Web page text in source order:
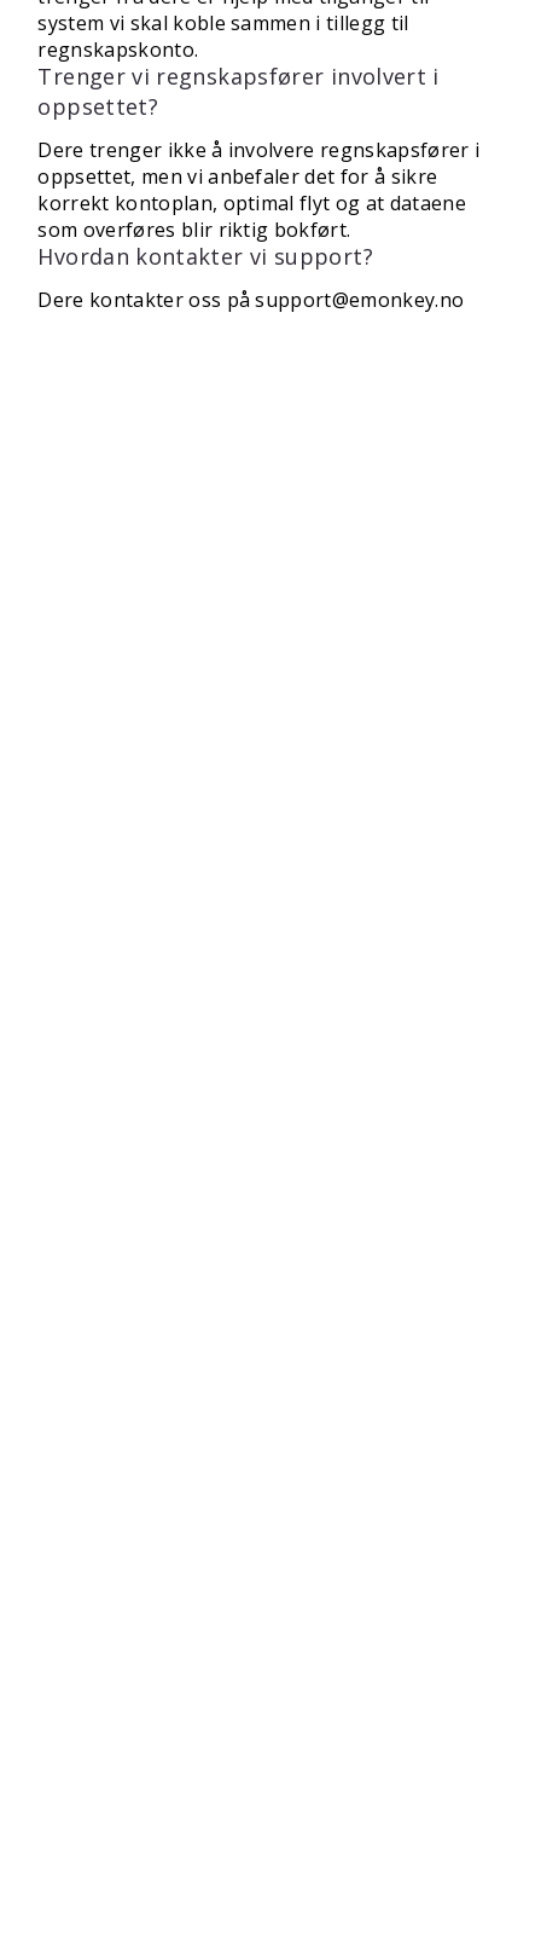
system vi skal koble sammen i tillegg til
regnskapskonto.
Trenger vi regnskapsfører involvert i
oppsettet?
Dere trenger ikke å involvere regnskapsfører i
oppsettet, men vi anbefaler det for å sikre
korrekt kontoplan, optimal flyt og at dataene
som overføres blir riktig bokført.
Hvordan kontakter vi support?
Dere kontakter oss påsupport@emonkey.no